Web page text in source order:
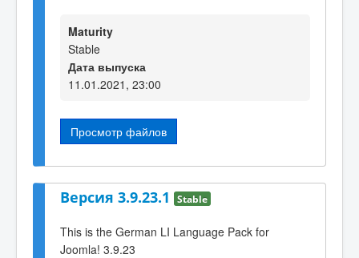
Maturity
Stable
Дата выпуска
11.01.2021, 23:00
Просмотр файлов
Версия 3.9.23.1 Stable
This is the German LI Language Pack for
Joomla! 3.9.23